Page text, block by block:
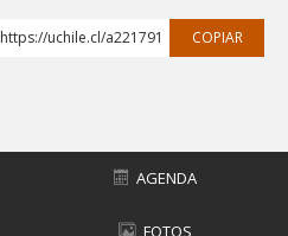
https://uchile.cl/a221791 COPIAR
AGENDA
FOTOS